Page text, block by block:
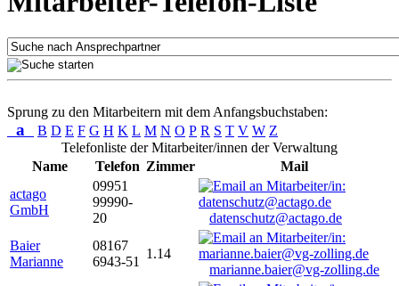
Sprung zu den Mitarbeitern mit dem Anfangsbuchstaben:
a B D E F G H K L M N O P R S T V W Z
Telefonliste der Mitarbeiter/innen der Verwaltung
Name
Telefon Zimmer
Mail
actago
GmbH
09951
99990-
20
datenschutz@actago.de
Baier
Marianne
08167
6943-51
1.14
marianne.baier@vg-zolling.de